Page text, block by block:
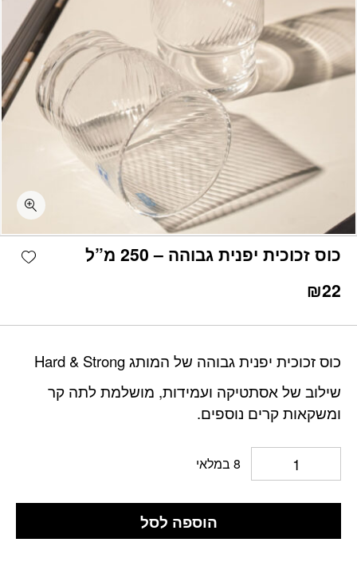
כוס זכוכית יפנית גבוהה – 250 מ”ל
₪22
כוס זכוכית יפנית גבוהה של המותג Hard & Strong
שילוב של אסתטיקה ועמידות, מושלמת לתה קר
ומשקאות קרים נוספים.
8 במלאי
הוספה לסל